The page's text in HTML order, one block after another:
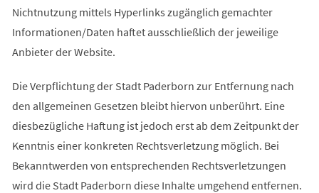
Nichtnutzung mittels Hyperlinks zugänglich gemachter
Informationen/Daten haftet ausschließlich der jeweilige
Anbieter der Website.
Die Verpflichtung der Stadt Paderborn zur Entfernung nach
den allgemeinen Gesetzen bleibt hiervon unberührt. Eine
diesbezügliche Haftung ist jedoch erst ab dem Zeitpunkt der
Kenntnis einer konkreten Rechtsverletzung möglich. Bei
Bekanntwerden von entsprechenden Rechtsverletzungen
wird die Stadt Paderborn diese Inhalte umgehend entfernen.